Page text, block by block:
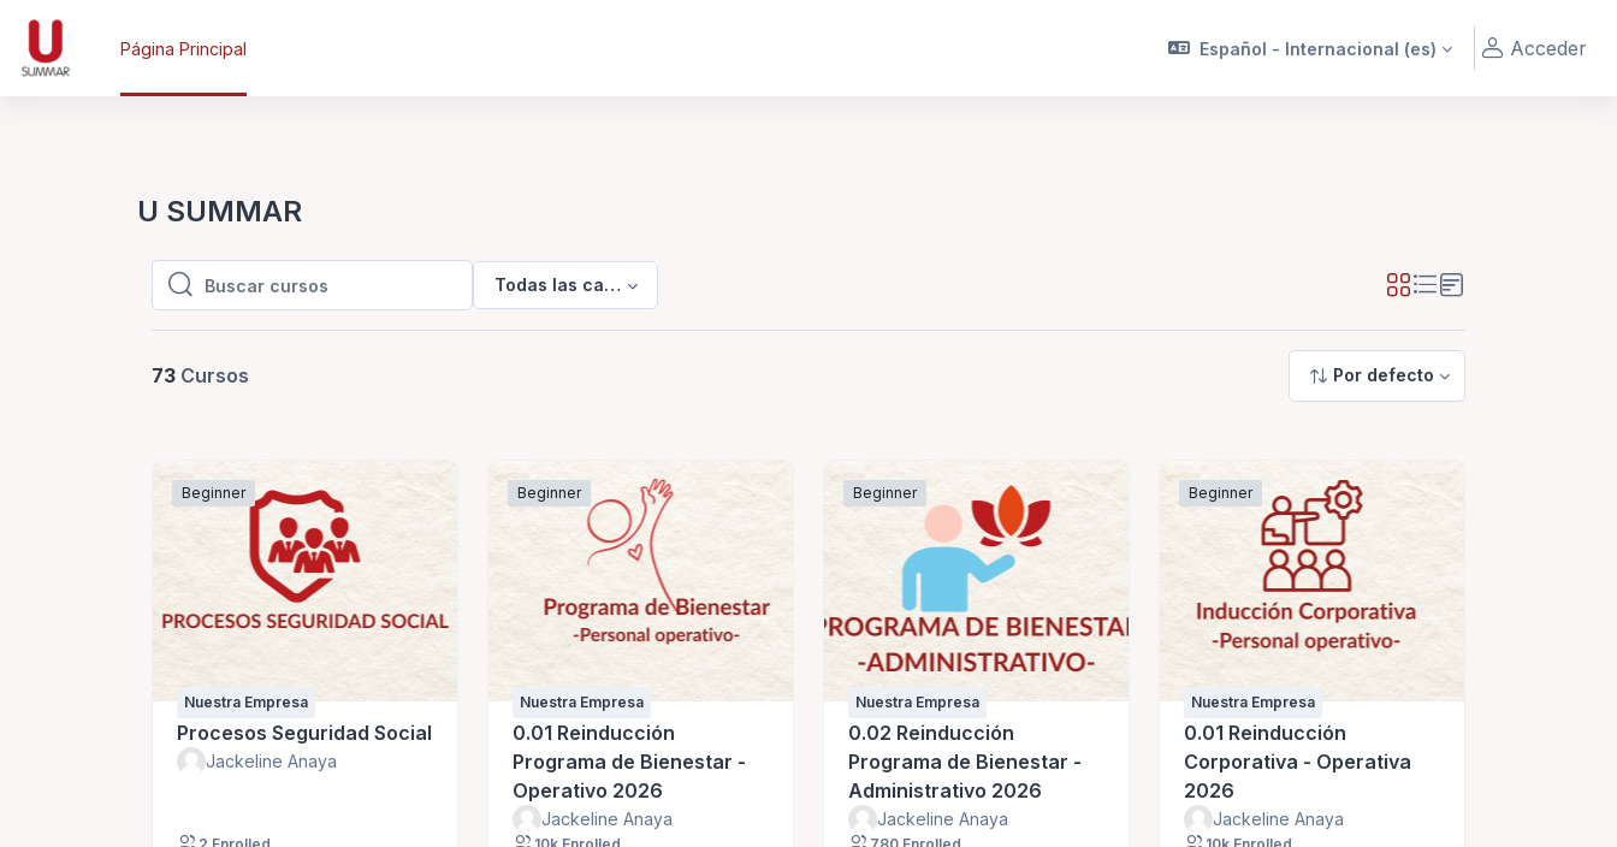
Salta al contenido principal
Página Principal Español - Internacional ‎(es)‎ Acceder
U SUMMAR
Buscar cursos
Buscar cursos
Todas las categorías
73 Cursos Por defecto
Beginner
Nuestra Empresa
Procesos Seguridad Social
Jackeline Anaya
Beginner
Nuestra Empresa
0.01 Reinducción
Programa de Bienestar -
Operativo 2026
Jackeline Anaya
Beginner
Nuestra Empresa
0.02 Reinducción
Programa de Bienestar -
Administrativo 2026
Jackeline Anaya
Beginner
Nuestra Empresa
0.01 Reinducción
Corporativa - Operativa
2026
Jackeline Anaya